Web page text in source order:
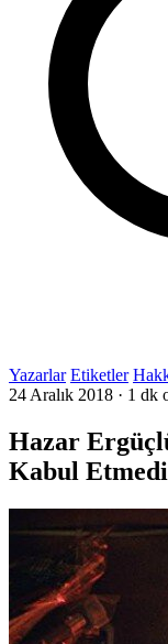
Yazarlar Etiketler
24 Aralık 2018 · 1 dk
Hazar
Kabul Etmedi